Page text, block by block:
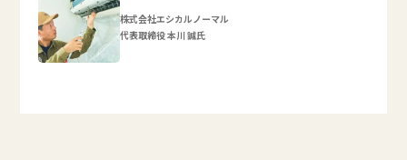
株式会社エシカルノーマル
代表取締役 本川 誠氏